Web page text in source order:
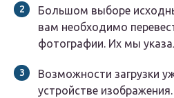
Большом выборе
вам необходимо
фотографии. Их мы
Возможности загрузки
устройстве